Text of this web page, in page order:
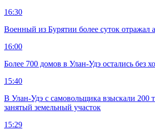
16:30
Военный из Бурятии более суток отражал
16:00
Более 700 домов в Улан-Удэ остались без
15:40
В Улан-Удэ с самовольщика взыскали 200
занятый земельный участок
15:29